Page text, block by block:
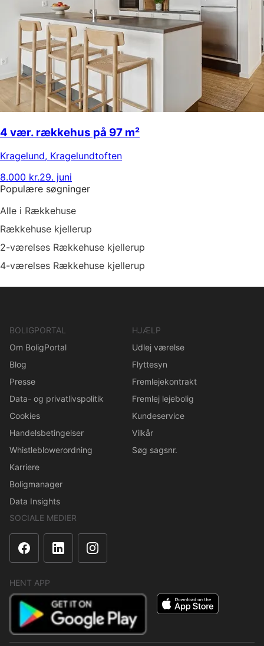
4 vær. rækkehus på 97 m²
Kragelund, Kragelundtoften
8.000 kr.29. juni
Populære søgninger
Alle i Rækkehuse
Rækkehuse kjellerup
2-værelses Rækkehuse kjellerup
4-værelses Rækkehuse kjellerup
BOLIGPORTAL
Om BoligPortal
Blog
Presse
Data- og privatlivspolitik
Cookies
Handelsbetingelser
Whistleblowerordning
Karriere
Boligmanager
Data Insights
HJÆLP
Udlej værelse
Flyttesyn
Fremlejekontrakt
Fremlej lejebolig
Kundeservice
Vilkår
Søg sagsnr.
SOCIALE MEDIER
HENT APP